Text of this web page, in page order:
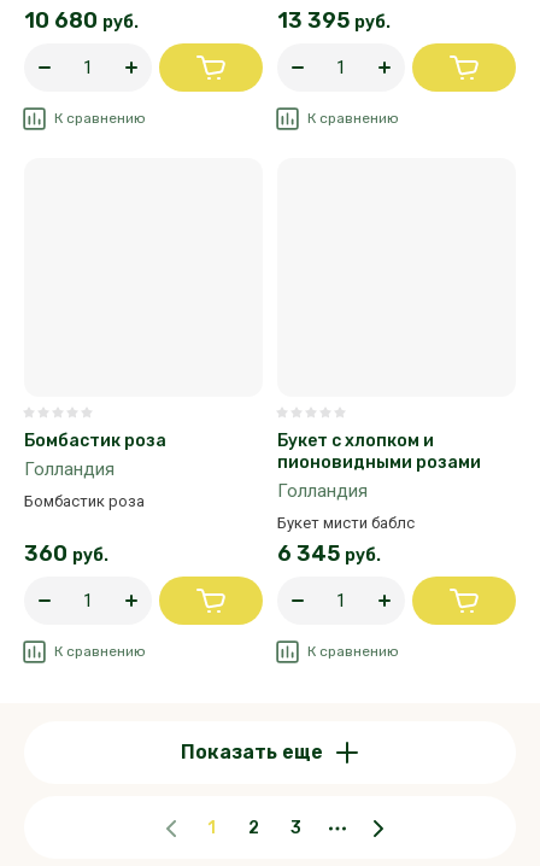
10 680 руб.
К сравнению
13 395 руб.
К сравнению
Бомбастик роза
Голландия
Бомбастик роза
360 руб.
К сравнению
Букет с хлопком и
пионовидными розами
Голландия
Букет мисти баблс
6 345 руб.
К сравнению
Показать еще
1 2 3